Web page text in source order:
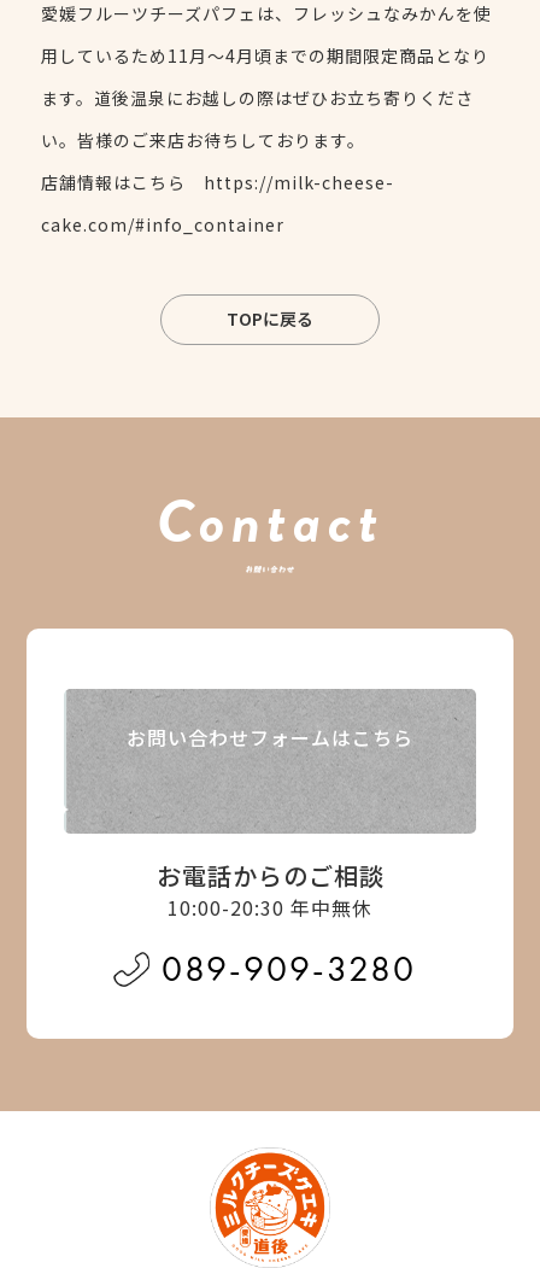
愛媛フルーツチーズパフェは、フレッシュなみかんを使
用しているため11月～4月頃までの期間限定商品となり
ます。道後温泉にお越しの際はぜひお立ち寄りくださ
い。皆様のご来店お待ちしております。
店舗情報はこちら https://milk-cheese-
cake.com/#info_container
TOPに戻る
Contact
お問い合わせフォームはこちら
お電話からのご相談
10:00-20:30 年中無休
089-909-3280